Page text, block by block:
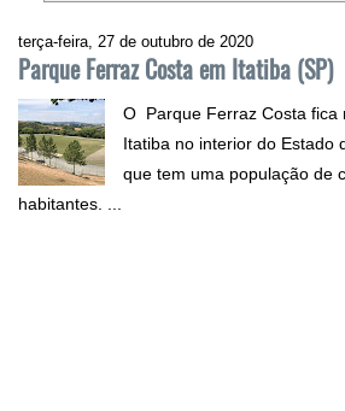
terça-feira, 27 de outubro de 2020
Parque Ferraz Costa em Itatiba (SP)
O Parque Ferraz Costa fica
Itatiba no interior do Estado
que tem uma população de
habitantes. ...